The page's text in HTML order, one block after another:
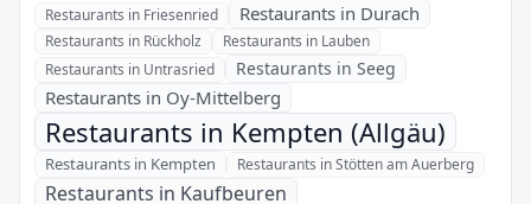
Restaurants in Friesenried
Restaurants in Durach
Restaurants in Rückholz
Restaurants in Lauben
Restaurants in Untrasried
Restaurants in Seeg
Restaurants in Oy-Mittelberg
Restaurants in Kempten (Allgäu)
Restaurants in Kempten Restaurants in Stötten am Auerberg
Restaurants in Kaufbeuren